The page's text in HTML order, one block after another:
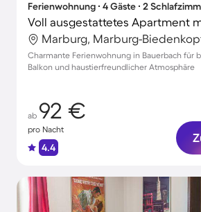
Ferienwohnung ∙ 4 Gäste ∙ 2
Marburg, Marburg-
Charmante Ferienwohnung in Bauerbach für
Balkon und haustierfreundlicher Atmosphäre
ab 92 €
pro Nacht
4.4